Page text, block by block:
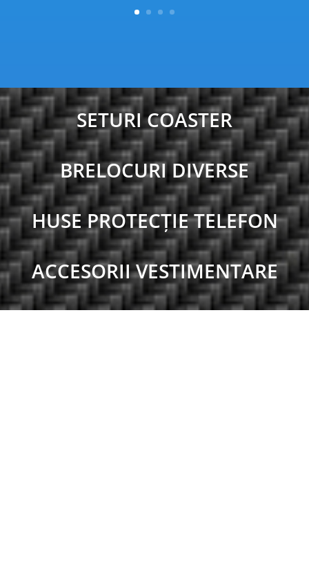
SETURI COASTER
BRELOCURI DIVERSE
HUSE PROTECȚIE TELEFON
ACCESORII VESTIMENTARE